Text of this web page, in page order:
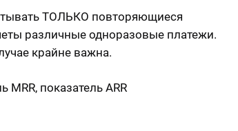
ТОЛЬКО повторяющиеся
различные одноразовые платежи.
крайне важна.